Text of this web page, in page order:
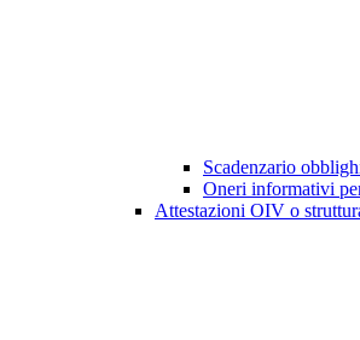
Scadenzario
Oneri informativi
Attestazioni OIV o